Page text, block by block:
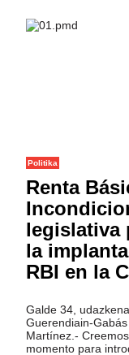
Politika
Renta
legislativa
la
RBI en la
Galde 34,
Guerendiain-
Martínez.-
momento para